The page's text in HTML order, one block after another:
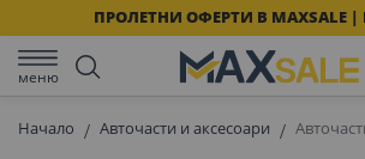
ПРОЛЕТНИ ОФЕРТИ В MAXSALE
меню
Начало Авточасти и аксесоари